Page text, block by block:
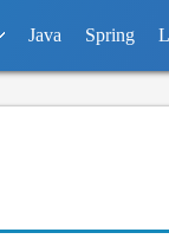
Java Spring